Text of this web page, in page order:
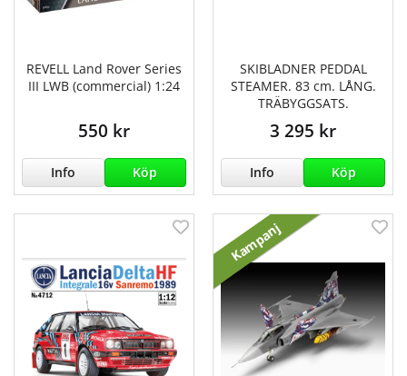
REVELL Land Rover Series
III LWB (commercial) 1:24
550 kr
Info Köp
SKIBLADNER PEDDAL
STEAMER. 83 cm. LÅNG.
TRÄBYGGSATS.
3 295 kr
Info Köp
Kampanj